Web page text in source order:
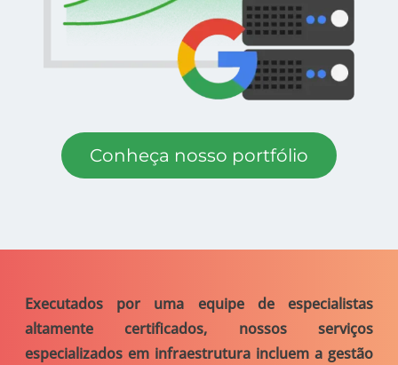
Conheça nosso portfólio
Executados por uma equipe de especialistas
altamente certificados, nossos serviços
especializados em infraestrutura incluem a gestão